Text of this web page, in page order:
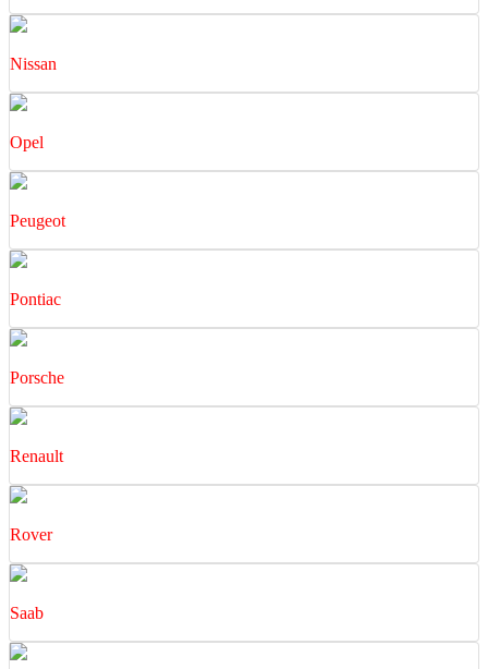
Nissan
Opel
Peugeot
Pontiac
Porsche
Renault
Rover
Saab